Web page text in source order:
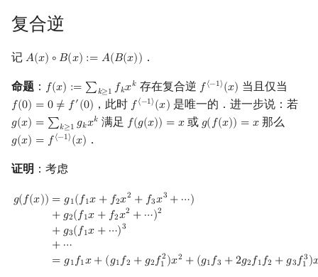
复合逆
记 𝐴(𝑥) ∘ 𝐵(𝑥) := 𝐴(𝐵(𝑥))
A(x)∘ B (x):=A (B( x)) ．
命题 ： 𝑓(𝑥) := ∑𝑘≥1 𝑓𝑘𝑥𝑘
f(x):= ∑k ≥1fkxk 存在复合逆 𝑓 ⟨−1⟩(𝑥)
f⟨− 1⟩(x) 当且仅当
𝑓(0) = 0 ≠ 𝑓′(0)
f(0)= 0≠ f′( 0) ，此时 𝑓⟨−1⟩(𝑥)
f⟨− 1⟩(x) 是唯一的．进一步说：若
𝑔(𝑥) = ∑𝑘≥1 𝑔𝑘𝑥𝑘
g(x)= ∑k ≥1gkx k 满足 𝑓(𝑔(𝑥)) = 𝑥
f(g(x))=x 或 𝑔(𝑓(𝑥)) = 𝑥
g(f(x))=x 那么
𝑔(𝑥) = 𝑓 ⟨−1⟩(𝑥)
g(x)= f⟨− 1⟩ x) ．
证明 ：考虑
𝑔(𝑓(𝑥)) = 𝑔1(𝑓1𝑥 + 𝑓2𝑥2 + 𝑓3𝑥3 + ⋯)
+𝑔2(𝑓1𝑥 + 𝑓2𝑥2 + ⋯)2
+𝑔3(𝑓1𝑥 + ⋯)3
+ ⋯
= 𝑔1𝑓1𝑥+ (𝑔1𝑓2 +𝑔2𝑓2
1 )𝑥2 + (𝑔1𝑓3 +2𝑔2𝑓1𝑓2 +𝑔3𝑓3
1 )
g(f(x))=g 1( 1x+f2x2+f 3x3+ ⋯ +g2( f1x +f2